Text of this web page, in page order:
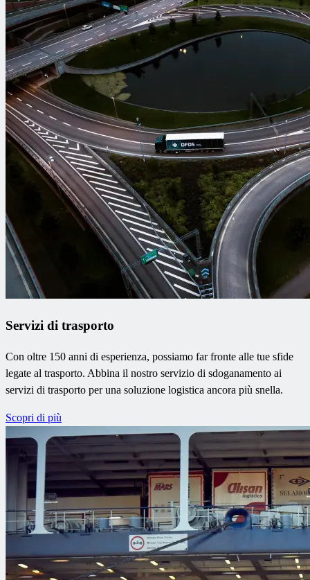
Servizi di trasporto
Con oltre 150 anni di esperienza, possiamo far fronte alle tue sfide
legate al trasporto. Abbina il nostro servizio di sdoganamento ai
servizi di trasporto per una soluzione logistica ancora più snella.
Scopri di più